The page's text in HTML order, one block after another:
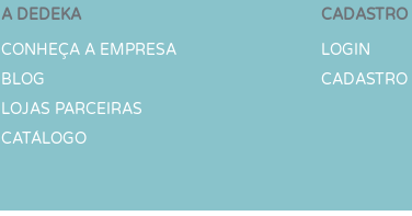
A DEDEKA
CONHEÇA A EMPRESA
BLOG
LOJAS PARCEIRAS
CATÁLOGO
CADASTRO
LOGIN
CADASTRO